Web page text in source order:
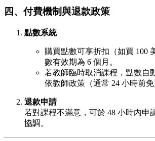
四、付費機制與退款政策
點數系統
購買點數可享折扣（如買 100
數有效期為 6 個月。
若教師臨時取消課程，點數自
依教師政策（通常 24 小時前免
退款申請
若對課程不滿意，可於 48 小時內申
協調。